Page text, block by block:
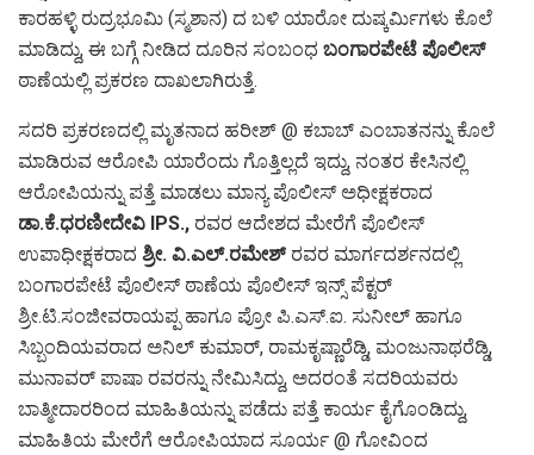
ಕಾರಹಳ್ಳಿ ರುದ್ರಭೂಮಿ (ಸ್ಮಶಾನ) ದ ಬಳಿ ಯಾರೋ ದುಷ್ಕರ್ಮಿಗಳು ಕೊಲೆ
ಮಾಡಿದ್ದು, ಈ ಬಗ್ಗೆ ನೀಡಿದ ದೂರಿನ ಸಂಬಂಧ ಬಂಗಾರಪೇಟೆ ಪೊಲೀಸ್
ಠಾಣೆಯಲ್ಲಿ ಪ್ರಕರಣ ದಾಖಲಾಗಿರುತ್ತೆ.
ಸದರಿ ಪ್ರಕರಣದಲ್ಲಿ ಮೃತನಾದ ಹರೀಶ್ @ ಕಬಾಬ್ ಎಂಬಾತನನ್ನು ಕೊಲೆ
ಮಾಡಿರುವ ಆರೋಪಿ ಯಾರೆಂದು ಗೊತ್ತಿಲ್ಲದೆ ಇದ್ದು, ನಂತರ ಕೇಸಿನಲ್ಲಿ
ಆರೋಪಿಯನ್ನು ಪತ್ತೆ ಮಾಡಲು ಮಾನ್ಯ ಪೊಲೀಸ್ ಅಧೀಕ್ಷಕರಾದ
ಡಾ.ಕೆ.ಧರಣೀದೇವಿ IPS., ರವರ ಆದೇಶದ ಮೇರೆಗೆ ಪೊಲೀಸ್
ಉಪಾಧೀಕ್ಷಕರಾದ ಶ್ರೀ. ವಿ.ಎಲ್.ರಮೇಶ್ ರವರ ಮಾರ್ಗದರ್ಶನದಲ್ಲಿ
ಬಂಗಾರಪೇಟೆ ಪೊಲೀಸ್ ಠಾಣೆಯ ಪೊಲೀಸ್ ಇನ್ಸ್ ಪೆಕ್ಟರ್
ಶ್ರೀ.ಟಿ.ಸಂಜೀವರಾಯಪ್ಪ ಹಾಗೂ ಪ್ರೋ ಪಿ.ಎಸ್.ಐ. ಸುನೀಲ್ ಹಾಗೂ
ಸಿಬ್ಬಂದಿಯವರಾದ ಅನಿಲ್ ಕುಮಾರ್, ರಾಮಕೃಷ್ಣಾರೆಡ್ಡಿ, ಮಂಜುನಾಥರೆಡ್ಡಿ,
ಮುನಾವರ್ ಪಾಷಾ ರವರನ್ನು ನೇಮಿಸಿದ್ದು, ಅದರಂತೆ ಸದರಿಯವರು
ಬಾತ್ಮೀದಾರರಿಂದ ಮಾಹಿತಿಯನ್ನು ಪಡೆದು ಪತ್ತೆ ಕಾರ್ಯ ಕೈಗೊಂಡಿದ್ದು,
ಮಾಹಿತಿಯ ಮೇರೆಗೆ ಆರೋಪಿಯಾದ ಸೂರ್ಯ @ ಗೋವಿಂದ